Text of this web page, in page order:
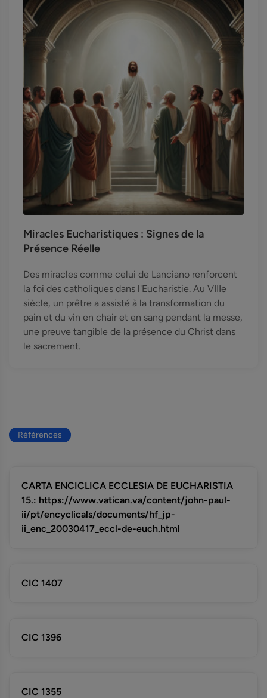
Miracles Eucharistiques : Signes de la
Présence Réelle
Des miracles comme celui de Lanciano renforcent
la foi des catholiques dans l'Eucharistie. Au VIIIe
siècle, un prêtre a assisté à la transformation du
pain et du vin en chair et en sang pendant la messe,
une preuve tangible de la présence du Christ dans
le sacrement.
Références
CARTA ENCICLICA ECCLESIA DE EUCHARISTIA
15.: https://www.vatican.va/content/john-paul-
ii/pt/encyclicals/documents/hf_jp-
ii_enc_20030417_eccl-de-euch.html
CIC 1407
CIC 1396
CIC 1355